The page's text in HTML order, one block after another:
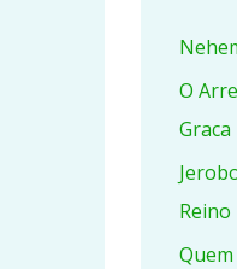
s
a
r
p
o
r
O
Graca